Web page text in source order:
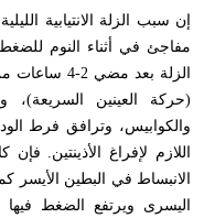
إن سبب الزلة الانتيابية
مفاجئ في أثناء النوم
الزلة بعد مضي 2-4 ساعات من نوم المريض وفي مرحلة نوم الريم
(حركة العينين السريعة)،
والكوابيس، وترافق فرط
اللازم لإفراغ الأذينتين.
الانبساط في البطين الأيسر
اليسرى ويرتفع الضغط فيها